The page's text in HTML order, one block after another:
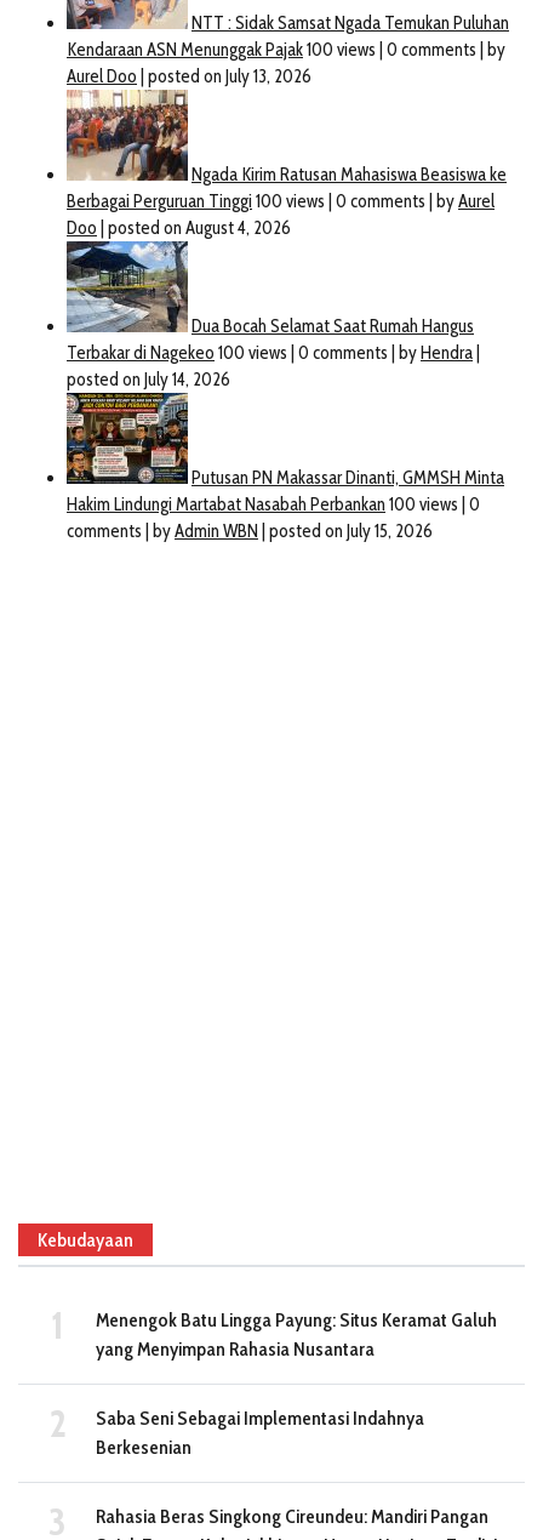
Kebudayaan
Menengok Batu Lingga Payung: Situs Keramat Galuh
yang Menyimpan Rahasia Nusantara
Saba Seni Sebagai Implementasi Indahnya
Berkesenian
Rahasia Beras Singkong Cireundeu: Mandiri Pangan